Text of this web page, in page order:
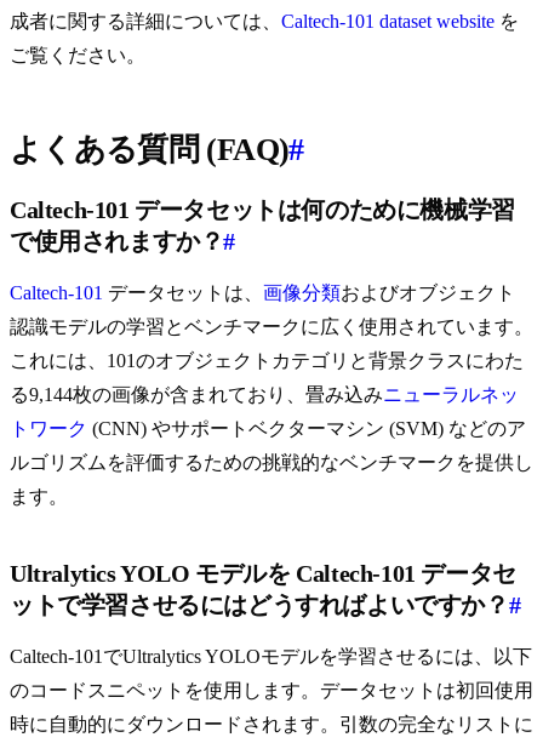
成者に関する詳細については、 Caltech-101 dataset website を
ご覧ください。
よくある質問 (FAQ)#
Caltech-101 データセットは何のために機械学習
で使用されますか？#
Caltech-101 データセットは、 画像分類およびオブジェクト
認識モデルの学習とベンチマークに広く使用されています。
これには、101のオブジェクトカテゴリと背景クラスにわた
る9,144枚の画像が含まれており、畳み込みニューラルネッ
トワーク (CNN) やサポートベクターマシン (SVM) などのア
ルゴリズムを評価するための挑戦的なベンチマークを提供し
ます。
Ultralytics YOLO モデルを Caltech-101 データセ
ットで学習させるにはどうすればよいですか？#
Caltech-101でUltralytics YOLOモデルを学習させるには、以下
のコードスニペットを使用します。データセットは初回使用
時に自動的にダウンロードされます。引数の完全なリストに